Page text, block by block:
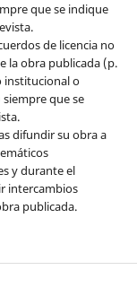
que se indique
de licencia no
la obra publicada (p.
institucional o
que se
difundir su obra a
y durante el
intercambios
publicada.